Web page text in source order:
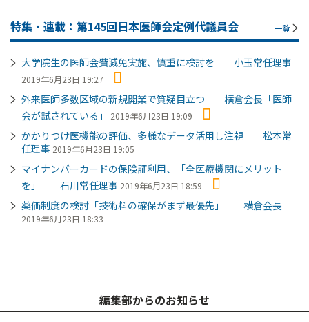
特集・連載：第145回日本医師会定例代議員会 一覧
大学院生の医師会費減免実施、慎重に検討を 小玉常任理事
2019年6月23日 19:27
外来医師多数区域の新規開業で質疑目立つ 横倉会長「医師
会が試されている」
2019年6月23日 19:09
かかりつけ医機能の評価、多様なデータ活用し注視 松本常
任理事 2019年6月23日 19:05
マイナンバーカードの保険証利用、「全医療機関にメリット
を」 石川常任理事 2019年6月23日 18:59
薬価制度の検討「技術料の確保がまず最優先」 横倉会長
2019年6月23日 18:33
編集部からのお知らせ